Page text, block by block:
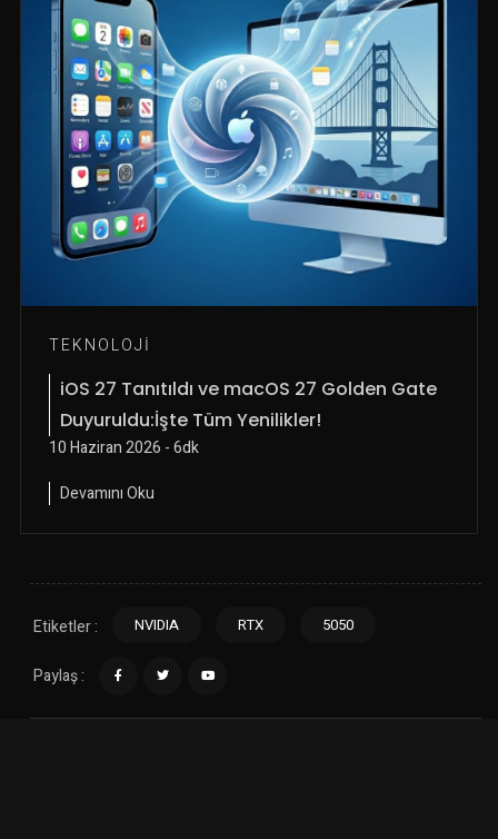
TEKNOLOJI
iOS 27 Tanıtıldı ve macOS 27 Golden Gate
Duyuruldu:İşte Tüm Yenilikler!
10 Haziran 2026 - 6dk
Devamını Oku
Etiketler : NVIDIA RTX 5050
Paylaş :